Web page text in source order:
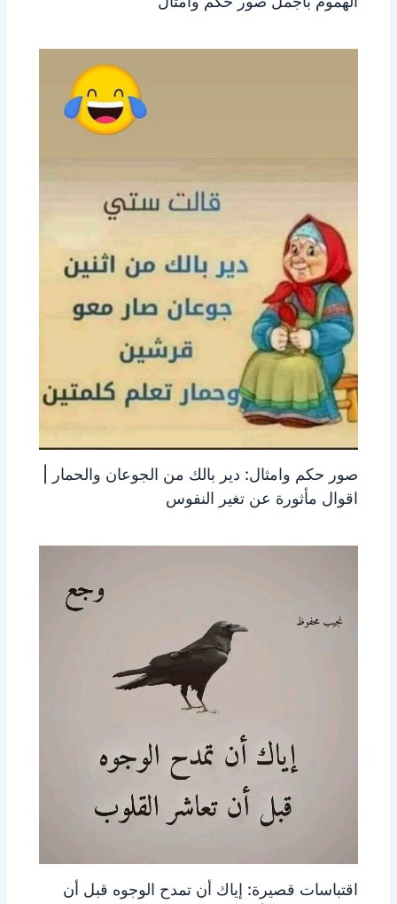
صور حكم وامثال: دير بالك من الجوعان والحمار |
اقوال مأثورة عن تغير النفوس
اقتباسات قصيرة: إياك أن تمدح الوجوه قبل أن